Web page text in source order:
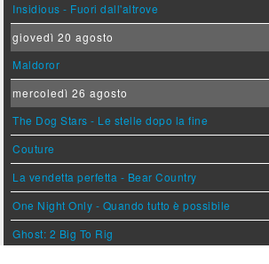
Insidious - Fuori dall'altrove
giovedì 20 agosto
Maldoror
mercoledì 26 agosto
The Dog Stars - Le stelle dopo la fine
Couture
La vendetta perfetta - Bear Country
One Night Only - Quando tutto è possibile
Ghost: 2 Big To Rig